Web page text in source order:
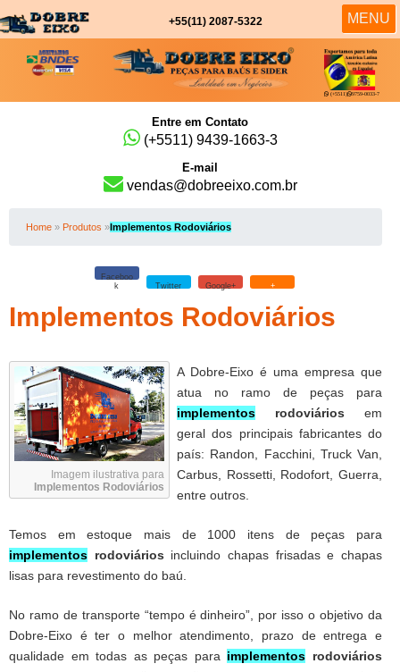
MENU
MENU
+55(11) 2087-5322
(+5511) 9759-0033-7
Entre em Contato
(+5511) 9439-1663-3
E-mail
vendas@dobreeixo.com.br
Home » Produtos »Implementos Rodoviários
Faceboo
k
Twitter Google+ +
Implementos Rodoviários
Imagem ilustrativa para
Implementos Rodoviários
A Dobre-Eixo é uma empresa que
atua no ramo de peças para
implementos rodoviários em
geral dos principais fabricantes do
país: Randon, Facchini, Truck Van,
Carbus, Rossetti, Rodofort, Guerra,
entre outros.
Temos em estoque mais de 1000 itens de peças para
implementos rodoviários incluindo chapas frisadas e chapas
lisas para revestimento do baú.
No ramo de transporte “tempo é dinheiro”, por isso o objetivo da
Dobre-Eixo é ter o melhor atendimento, prazo de entrega e
qualidade em todas as peças para implementos rodoviários